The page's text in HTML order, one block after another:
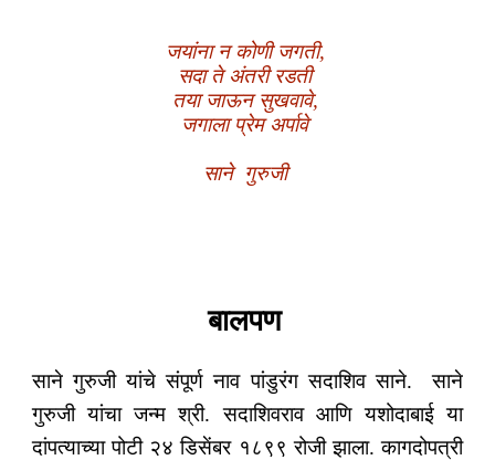
जयांना न कोणी जगती,
सदा ते अंतरी रडती
तया जाऊन सुखवावे,
जगाला प्रेम अर्पावे
साने गुरुजी
बालपण
साने गुरुजी यांचे संपूर्ण नाव पांडुरंग सदाशिव साने. साने
गुरुजी यांचा जन्म श्री. सदाशिवराव आणि यशोदाबाई या
दांपत्याच्या पोटी २४ डिसेंबर १८९९ रोजी झाला. कागदोपत्री